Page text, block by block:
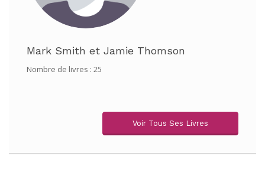
Mark Smith et Jamie Thomson
Nombre de livres : 25
Voir Tous Ses Livres